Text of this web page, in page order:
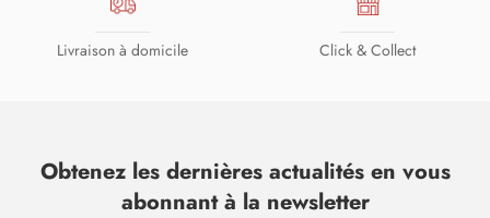
Livraison à domicile Click & Collect
Obtenez les dernières actualités en vous
abonnant à la newsletter